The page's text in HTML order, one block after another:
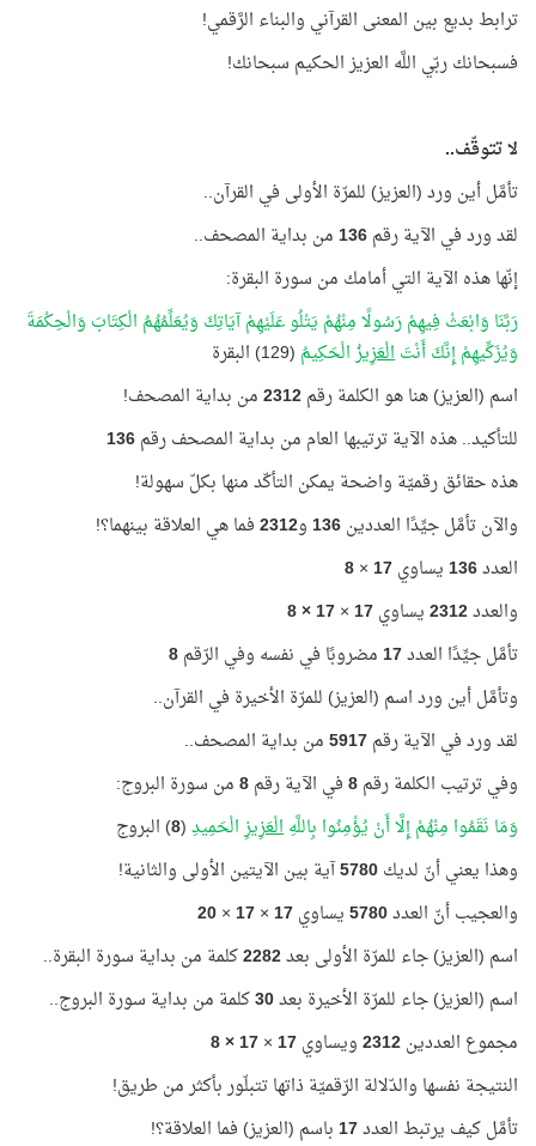
ترابط بديع بين المعنى القرآني والبناء الرَّقمي!
فسبحانك ربّي اللَّه العزيز الحكيم سبحانك!
لا تتوقّف..
تأمَّل أين ورد (العزيز) للمرّة الأولى في القرآن..
لقد ورد في الآية رقم136من بداية المصحف..
إنّها هذه الآية التي أمامك من سورة البقرة:
رَبَّنَا وَابْعَثْ فِيهِمْ رَسُولًا مِنْهُمْ يَتْلُو عَلَيْهِمْ آيَاتِكَ وَيُعَلِّمُهُمُ الْكِتَابَ وَالْحِكْمَةَ
وَيُزَكِّيهِمْ إِنَّكَ أَنْتَالْعَزِيزُالْحَكِيمُ (129) البقرة
اسم (العزيز) هنا هو الكلمة رقم2312من بداية المصحف!
للتأكيد.. هذه الآية ترتيبها العام من بداية المصحف رقم136
هذه حقائق رقميّة واضحة يمكن التأكّد منها بكلّ سهولة!
والآن تأمَّل جيِّدًا العددين136و2312فما هي العلاقة بينهما؟!
العدد136يساوي17
×
8
والعدد2312يساوي17
×
17 × 8
تأمَّل جيِّدًا العدد17مضروبًا في نفسه وفي الرّقم8
وتأمَّل أين ورد اسم (العزيز) للمرّة الأخيرة في القرآن..
لقد ورد في الآية رقم5917من بداية المصحف..
وفي ترتيب الكلمة رقم8في الآية رقم8من سورة البروج:
وَمَا نَقَمُوا مِنْهُمْ إِلَّا أَنْ يُؤْمِنُوا بِاللَّهِالْعَزِيزِالْحَمِيدِ(
8) البروج
وهذا يعني أنّ لديك5780آية بين الآيتين الأولى والثانية!
والعجيب أنّ العدد5780يساوي17
×
17
×
20
اسم (العزيز) جاء للمرّة الأولى بعد2282كلمة من بداية سورة البقرة..
اسم (العزيز) جاء للمرّة الأخيرة بعد30كلمة من بداية سورة البروج..
مجموع العددين2312ويساوي17
×
17 × 8
النتيجة نفسها والدّلالة الرّقميّة ذاتها تتبلّور بأكثر من طريق!
تأمَّل كيف يرتبط العدد17باسم (العزيز) فما العلاقة؟!